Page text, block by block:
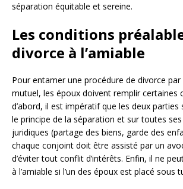
séparation équitable et sereine.
Les conditions
divorce à l’amiable
Pour entamer une procédure de divorce
mutuel, les époux doivent remplir certaines
d’abord, il est impératif que les deux parties
le principe de la séparation et sur toutes
juridiques (partage des biens, garde des
chaque conjoint doit être assisté par un
d’éviter tout conflit d’intérêts. Enfin, il ne
à l’amiable si l’un des époux est placé sous